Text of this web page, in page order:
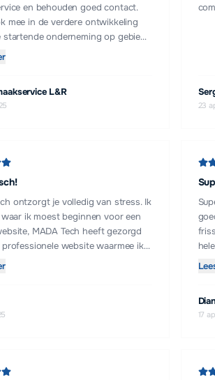
en behouden goed contact.
mee in de verdere ontwikkeling
startende onderneming op gebied
en online vindbaarheid.
L&R
23
ontzorgt je volledig van stress. Ik
ik moest beginnen voor een
MADA Tech heeft gezorgd
website waarmee ik
beter te woord kan staan.
op
17